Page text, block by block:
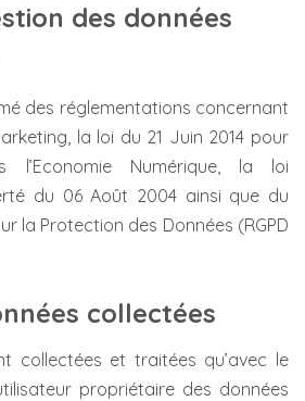
des données
des réglementations concernant
la loi du 21 Juin 2014 pour
l’Economie Numérique, la loi
du 06 Août 2004 ainsi que du
la Protection des Données (RGPD
collectées
collectées et traitées qu’avec le
propriétaire des données